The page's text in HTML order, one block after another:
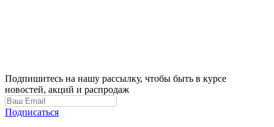
Подпишитесь на нашу рассылку, чтобы быть в курсе
новостей, акций и распродаж
Подписаться